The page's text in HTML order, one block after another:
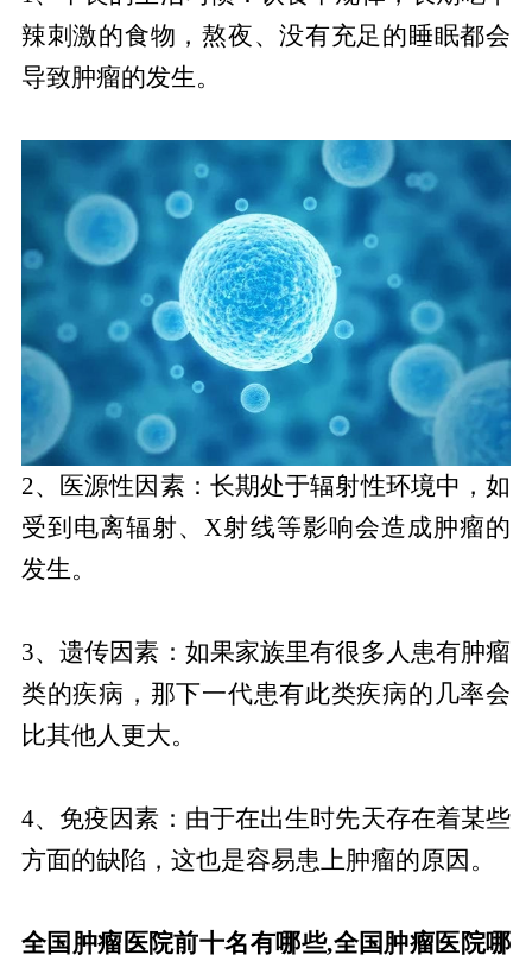
辣刺激的食物，熬夜、没有充足的睡眠都会
导致肿瘤的发生。
2、医源性因素：长期处于辐射性环境中，如
受到电离辐射、X射线等影响会造成肿瘤的
发生。
3、遗传因素：如果家族里有很多人患有肿瘤
类的疾病，那下一代患有此类疾病的几率会
比其他人更大。
4、免疫因素：由于在出生时先天存在着某些
方面的缺陷，这也是容易患上肿瘤的原因。
全国肿瘤医院前十名有哪些,全国肿瘤医院哪